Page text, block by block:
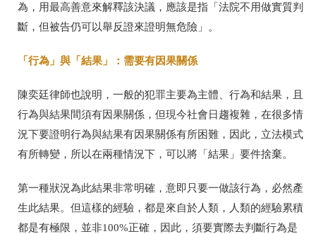
為，用最高善意來解釋該決議，應該是指「法院不用做實質判
斷，但被告仍可以舉反證來證明無危險」。
「行為」與「結果」：需要有因果關係
陳奕廷律師也說明，一般的犯罪主要為主體、行為和結果，且
行為與結果間須有因果關係，但現今社會日趨複雜，在很多情
況下要證明行為與結果有因果關係有所困難，因此，立法模式
有所轉變，所以在兩種情況下，可以將「結果」要件捨棄。
第一種狀況為此結果非常明確，意即只要一做該行為，必然產
生此結果。但這樣的經驗，都是來自於人類，人類的經驗累積
都是有極限，並非100%正確，因此，須要實際去判斷行為是